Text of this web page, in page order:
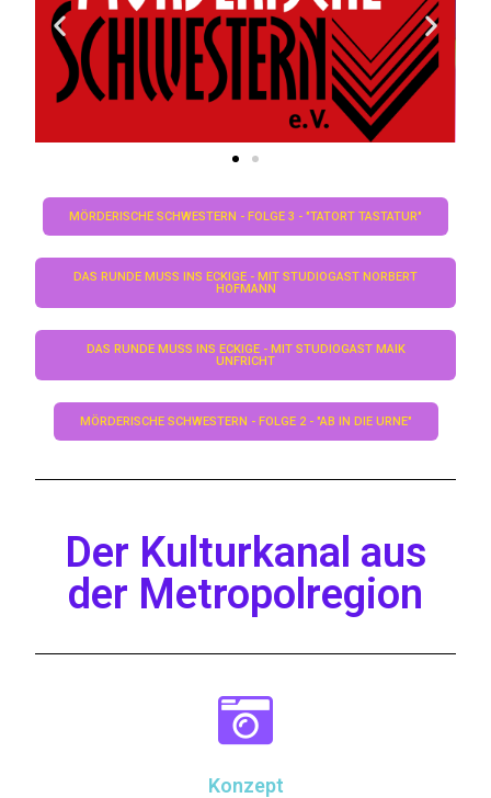
MÖRDERISCHE SCHWESTERN - FOLGE 3 - "TATORT TASTATUR"
DAS RUNDE MUSS INS ECKIGE - MIT STUDIOGAST NORBERT H
OFMANN
DAS RUNDE MUSS INS ECKIGE - MIT STUDIOGAST MAIK U
NFRICHT
MÖRDERISCHE SCHWESTERN - FOLGE 2 - "AB IN DIE URNE"
Der Kulturkanal aus
der Metropolregion
Konzept